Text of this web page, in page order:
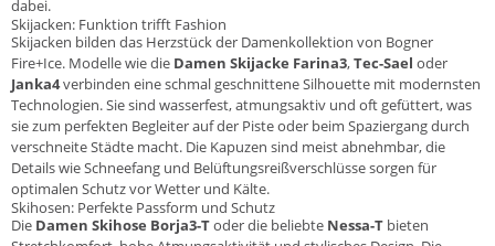
dabei.
Skijacken: Funktion trifft Fashion
Skijacken bilden das Herzstück der Damenkollektion von Bogner
Fire+Ice. Modelle wie die Damen Skijacke Farina3,Tec-Sael oder
Janka4verbinden eine schmal geschnittene Silhouette mit modernsten
Technologien. Sie sind wasserfest, atmungsaktiv und oft gefüttert, was
sie zum perfekten Begleiter auf der Piste oder beim Spaziergang durch
verschneite Städte macht. Die Kapuzen sind meist abnehmbar, die
Details wie Schneefang und Belüftungsreißverschlüsse sorgen für
optimalen Schutz vor Wetter und Kälte.
Skihosen: Perfekte Passform und Schutz
Die Damen Skihose Borja3-Toder die beliebte Nessa-T bieten